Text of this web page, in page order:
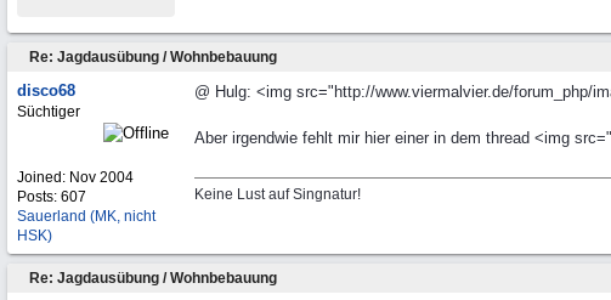
Re: Jagdausübung / Wohnbebauung
disco68
Süchtiger
Joined: Nov 2004
Posts: 607
Sauerland (MK, nicht
HSK)
@ Hulg: <img src="http://www.viermalvier.de/forum_php/
Aber irgendwie fehlt mir hier einer in dem thread <img
Keine Lust auf Singnatur!
Re: Jagdausübung / Wohnbebauung